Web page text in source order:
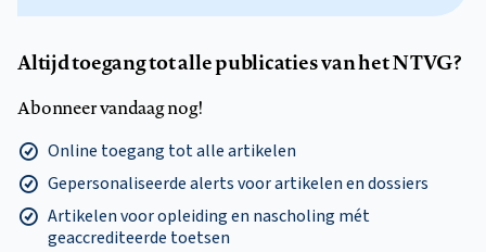
Altijd toegang tot alle publicaties van het NTVG?
Abonneer vandaag nog!
Online toegang tot alle artikelen
Gepersonaliseerde alerts voor artikelen en dossiers
Artikelen voor opleiding en nascholing mét
geaccrediteerde toetsen